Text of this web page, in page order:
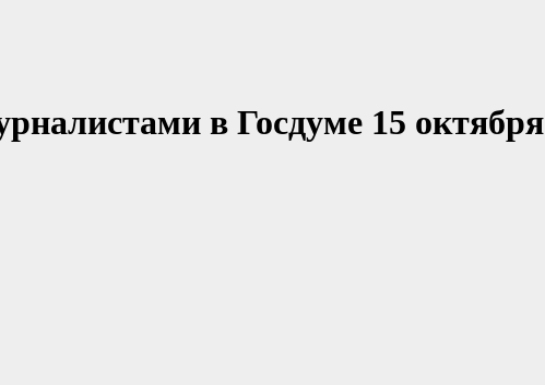
в Госдуме 15 октября